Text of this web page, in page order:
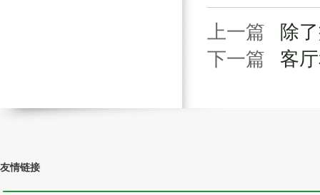
上一篇
除
下一篇
客
友情链接